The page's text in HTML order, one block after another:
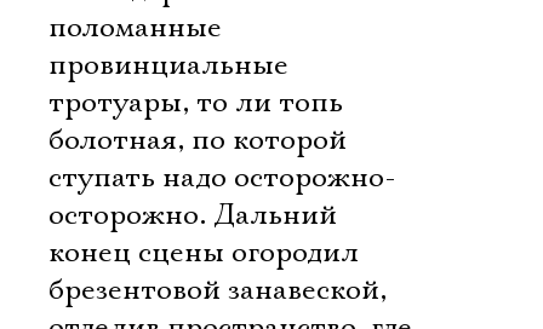
поломанные
провинциальные
тротуары, то ли топь
болотная, по которой
ступать надо осторожно-
осторожно. Дальний
конец сцены огородил
брезентовой занавеской,